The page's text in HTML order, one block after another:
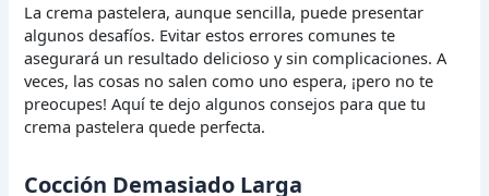
La crema pastelera, aunque sencilla, puede presentar
algunos desafíos. Evitar estos errores comunes te
asegurará un resultado delicioso y sin complicaciones. A
veces, las cosas no salen como uno espera, ¡pero no te
preocupes! Aquí te dejo algunos consejos para que tu
crema pastelera quede perfecta.
Cocción Demasiado Larga